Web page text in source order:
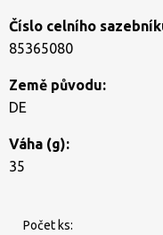
Číslo celního
85365080
Země původu:
DE
Váha (g):
35
Počet ks: